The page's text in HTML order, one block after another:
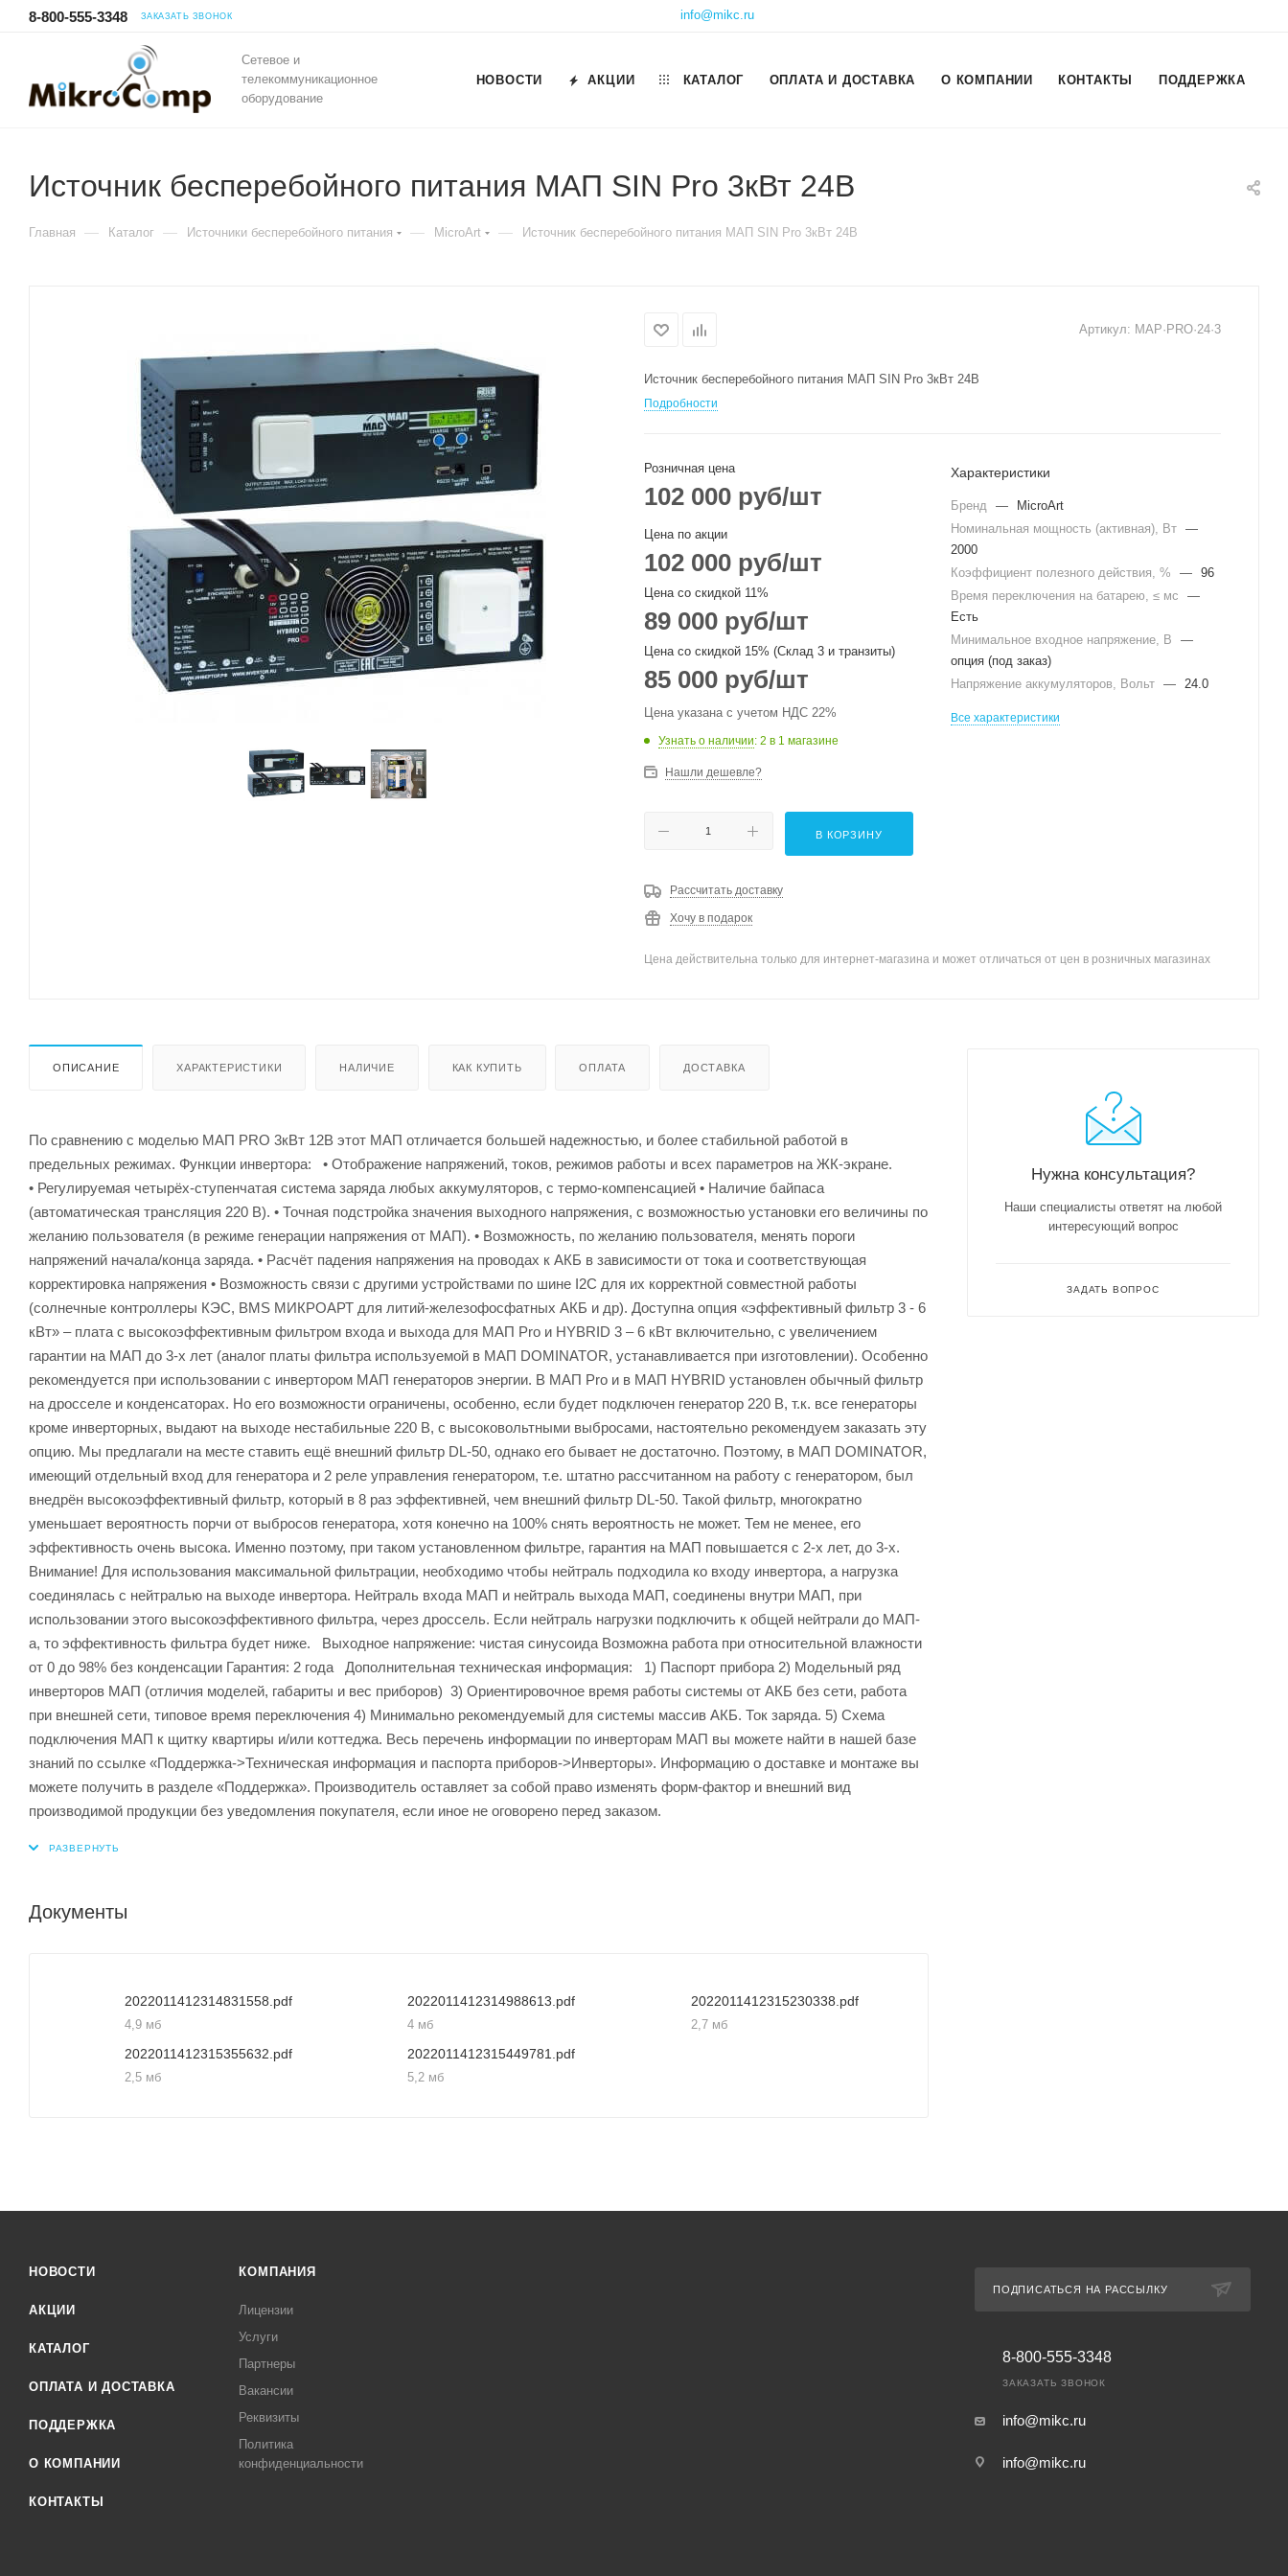
8-800-555-3348 ЗАКАЗАТЬ ЗВОНОК info@mikc.ru
Сетевое и
телекоммуникационное
оборудование
НОВОСТИ АКЦИИ КАТАЛОГ ОПЛАТА И ДОСТАВКА О КОМПАНИИ КОНТАКТЫ ПОДДЕРЖКА
Источник бесперебойного питания МАП SIN Pro 3кВт 24В
Главная — Каталог — Источники бесперебойного питания — MicroArt — Источник бесперебойного питания МАП SIN Pro 3кВт 24В
Артикул: MAP·PRO·24·3
Источник бесперебойного питания МАП SIN Pro 3кВт 24В
Подробности
Розничная цена
102 000 руб/шт
Цена по акции
102 000 руб/шт
Цена со скидкой 11%
89 000 руб/шт
Цена со скидкой 15% (Склад 3 и транзиты)
85 000 руб/шт
Цена указана с учетом НДС 22%
Узнать о наличии: 2 в 1 магазине
Нашли дешевле?
В КОРЗИНУ
Рассчитать доставку
Хочу в подарок
Характеристики
Бренд —
MicroArt
Номинальная мощность (активная), Вт —
2000
Коэффициент полезного действия, %
— 96
Время переключения на батарею, ≤ мс
—
Есть
Минимальное входное напряжение, В
—
опция (под заказ)
Напряжение аккумуляторов, Вольт — 24.0
Все характеристики
Цена действительна только для интернет-магазина и может отличаться от цен в розничных магазинах
ОПИСАНИЕ ХАРАКТЕРИСТИКИ НАЛИЧИЕ КАК КУПИТЬ ОПЛАТА ДОСТАВКА
По сравнению с моделью МАП PRO 3кВт 12В этот МАП отличается большей надежностью, и более стабильной работой в
предельных режимах. Функции инвертора: • Отображение напряжений, токов, режимов работы и всех параметров на ЖК-экране.
• Регулируемая четырёх-ступенчатая система заряда любых аккумуляторов, с термо-компенсацией • Наличие байпаса
(автоматическая трансляция 220 В). • Точная подстройка значения выходного напряжения, с возможностью установки его величины по
желанию пользователя (в режиме генерации напряжения от МАП). • Возможность, по желанию пользователя, менять пороги
напряжений начала/конца заряда. • Расчёт падения напряжения на проводах к АКБ в зависимости от тока и соответствующая
корректировка напряжения • Возможность связи с другими устройствами по шине I2C для их корректной совместной работы
(солнечные контроллеры КЭС, BMS МИКРОАРТ для литий-железофосфатных АКБ и др). Доступна опция «эффективный фильтр 3 - 6
кВт» – плата с высокоэффективным фильтром входа и выхода для МАП Pro и HYBRID 3 – 6 кВт включительно, с увеличением
гарантии на МАП до 3-х лет (аналог платы фильтра используемой в МАП DOMINATOR, устанавливается при изготовлении). Особенно
рекомендуется при использовании с инвертором МАП генераторов энергии. В МАП Pro и в МАП HYBRID установлен обычный фильтр
на дросселе и конденсаторах. Но его возможности ограничены, особенно, если будет подключен генератор 220 В, т.к. все генераторы
кроме инверторных, выдают на выходе нестабильные 220 В, с высоковольтными выбросами, настоятельно рекомендуем заказать эту
опцию. Мы предлагали на месте ставить ещё внешний фильтр DL-50, однако его бывает не достаточно. Поэтому, в МАП DOMINATOR,
имеющий отдельный вход для генератора и 2 реле управления генератором, т.е. штатно рассчитанном на работу с генератором, был
внедрён высокоэффективный фильтр, который в 8 раз эффективней, чем внешний фильтр DL-50. Такой фильтр, многократно
уменьшает вероятность порчи от выбросов генератора, хотя конечно на 100% снять вероятность не может. Тем не менее, его
эффективность очень высока. Именно поэтому, при таком установленном фильтре, гарантия на МАП повышается с 2-х лет, до 3-х.
Внимание! Для использования максимальной фильтрации, необходимо чтобы нейтраль подходила ко входу инвертора, а нагрузка
соединялась с нейтралью на выходе инвертора. Нейтраль входа МАП и нейтраль выхода МАП, соединены внутри МАП, при
использовании этого высокоэффективного фильтра, через дроссель. Если нейтраль нагрузки подключить к общей нейтрали до МАП-
а, то эффективность фильтра будет ниже. Выходное напряжение: чистая синусоида Возможна работа при относительной влажности
от 0 до 98% без конденсации Гарантия: 2 года Дополнительная техническая информация: 1) Паспорт прибора 2) Модельный ряд
инверторов МАП (отличия моделей, габариты и вес приборов) 3) Ориентировочное время работы системы от АКБ без сети, работа
при внешней сети, типовое время переключения 4) Минимально рекомендуемый для системы массив АКБ. Ток заряда. 5) Схема
подключения МАП к щитку квартиры и/или коттеджа. Весь перечень информации по инверторам МАП вы можете найти в нашей базе
знаний по ссылке «Поддержка->Техническая информация и паспорта приборов->Инверторы». Информацию о доставке и монтаже вы
можете получить в разделе «Поддержка». Производитель оставляет за собой право изменять форм-фактор и внешний вид
производимой продукции без уведомления покупателя, если иное не оговорено перед заказом.
Документы
2022011412314831558.pdf
4,9 мб
2022011412314988613.pdf
4 мб
2022011412315230338.pdf
2,7 мб
2022011412315355632.pdf
2,5 мб
2022011412315449781.pdf
5,2 мб
Нужна консультация?
Наши специалисты ответят на любой
интересующий вопрос
ЗАДАТЬ ВОПРОС
НОВОСТИ
АКЦИИ
КАТАЛОГ
ОПЛАТА И ДОСТАВКА
ПОДДЕРЖКА
О КОМПАНИИ
КОНТАКТЫ
КОМПАНИЯ
Лицензии
Услуги
Партнеры
Вакансии
Реквизиты
Политика
конфиденциальности
ПОДПИСАТЬСЯ НА РАССЫЛКУ
8-800-555-3348
ЗАКАЗАТЬ ЗВОНОК
info@mikc.ru
info@mikc.ru